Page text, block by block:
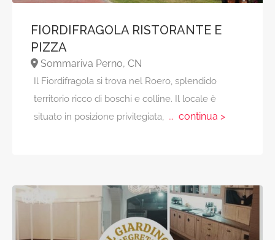
FIORDIFRAGOLA RISTORANTE E
PIZZA
Sommariva Perno, CN
Il Fiordifragola si trova nel Roero, splendido
territorio ricco di boschi e colline. Il locale è
situato in posizione privilegiata, ... continua >